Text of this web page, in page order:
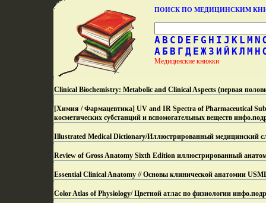
ПОИСК ПО МЕДИЦИНСКИМ
A B C D E F G H I J K L M N
А Б В Г Д Е Ж З И Й КЛ М Н
Медицинские книжки
Clinical Biochemistry: Metabolic and Clinical Aspects (первая
[Химия / Фармацевтика] UV and IR Spectra of Pharmaceutical
косметических субстанций и вспомогательных веществ инфо.
Illustrated Medical Dictionary/Иллюстрированный медицинский
Review of Gross Anatomy Sixth Edition иллюстрированный
Essential Clinical Anatomy // Основы клинической анатомии
Color Atlas of Physiology/ Цветной атлас по физиологии инфо.